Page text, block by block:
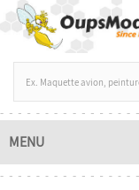
MENU